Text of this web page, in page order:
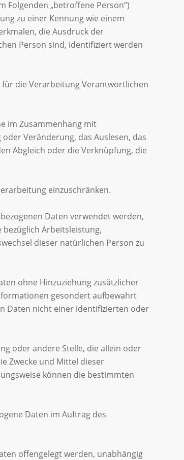
Folgenden „betroffene Person“)
zu einer Kennung wie einem
die Ausdruck der
Person sind, identifiziert werden
die Verarbeitung Verantwortlichen
im Zusammenhang mit
Veränderung, das Auslesen, das
Abgleich oder die Verknüpfung, die
einzuschränken.
Daten verwendet werden,
Arbeitsleistung,
dieser natürlichen Person zu
ohne Hinzuziehung zusätzlicher
gesondert aufbewahrt
Daten nicht einer identifizierten oder
oder andere Stelle, die allein oder
Zwecke und Mittel dieser
können die bestimmten
Daten im Auftrag des
offengelegt werden, unabhängig